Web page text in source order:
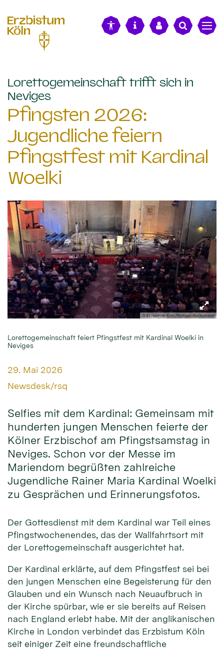
Lorettogemeinschaft trifft sich in
Neviges:
Pfingsten 2026:
Jugendliche feiern
Pfingstfest mit Kardinal
Woelki
© Erzbistum Köln/Röttgen-Burtscheidt
Lorettogemeinschaft feiert Pfingstfest mit Kardinal Woelki in
Neviges
Datum:
29. Mai 2026
Von:
Newsdesk/rsq
Selfies mit dem Kardinal: Gemeinsam mit
hunderten jungen Menschen feierte der
Kölner Erzbischof am Pfingstsamstag in
Neviges. Schon vor der Messe im
Mariendom begrüßten zahlreiche
Jugendliche Rainer Maria Kardinal Woelki
zu Gesprächen und Erinnerungsfotos.
Der Gottesdienst mit dem Kardinal war Teil eines
Pfingstwochenendes, das der Wallfahrtsort mit
der Lorettogemeinschaft ausgerichtet hat.
Der Kardinal erklärte, auf dem Pfingstfest sei bei
den jungen Menschen eine Begeisterung für den
Glauben und ein Wunsch nach Neuaufbruch in
der Kirche spürbar, wie er sie bereits auf Reisen
nach England erlebt habe. Mit der anglikanischen
Kirche in London verbindet das Erzbistum Köln
seit einiger Zeit eine freundschaftliche